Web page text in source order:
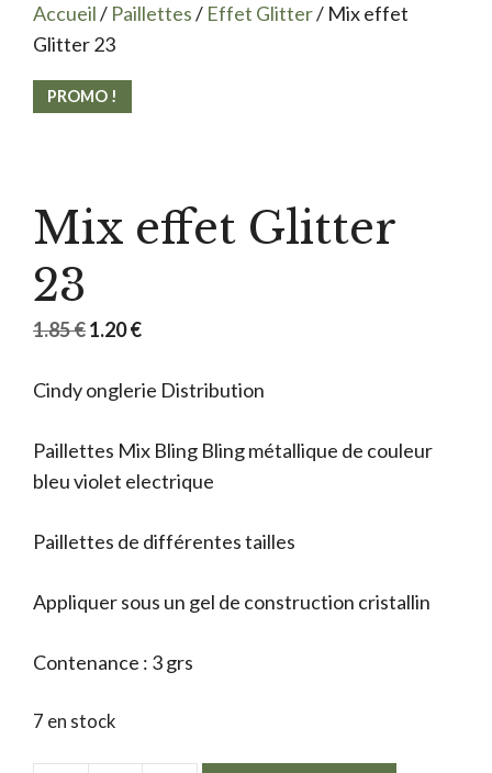
Accueil/ Paillettes/ Effet Glitter/ Mix effet
Glitter 23
PROMO !
Mix effet Glitter
23
1.85€Le
initial
1.85 €.
1.20€Le
actuel
1.20 €.
Cindy onglerie Distribution
Paillettes Mix Bling Bling métallique de couleur
bleu violet electrique
Paillettes de différentes tailles
Appliquer sous un gel de construction cristallin
Contenance : 3 grs
7 en stock